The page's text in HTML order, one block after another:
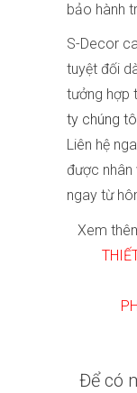
bảo hành
S-Decor
tuyệt đối
tưởng hợp
ty chúng
Liên hệ
được nhân
ngay từ
Xem
Để có